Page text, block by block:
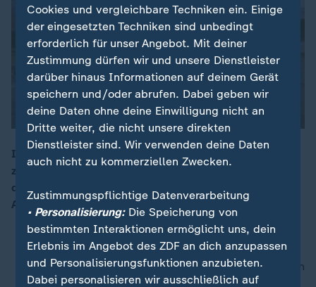
Im National Zoo in Washington, D.C. verzaubert das
zwei Monate alte asiatische Elefantenbaby die Herzen
der Besucher und feiert seinen ersten öffentlichen
Auftritt im Schaumbad.
nach oben
Cookies und vergleichbare Techniken ein. Einige
der eingesetzten Techniken sind unbedingt
erforderlich für unser Angebot. Mit deiner
Zustimmung dürfen wir und unsere Dienstleister
darüber hinaus Informationen auf deinem Gerät
speichern und/oder abrufen. Dabei geben wir
deine Daten ohne deine Einwilligung nicht an
Dritte weiter, die nicht unsere direkten
Dienstleister sind. Wir verwenden deine Daten
auch nicht zu kommerziellen Zwecken.
Zustimmungspflichtige Datenverarbeitung
• Personalisierung:Die Speicherung von
bestimmten Interaktionen ermöglicht uns, dein
Erlebnis im Angebot des ZDF an dich anzupassen
und Personalisierungsfunktionen anzubieten.
Dabei personalisieren wir ausschließlich auf